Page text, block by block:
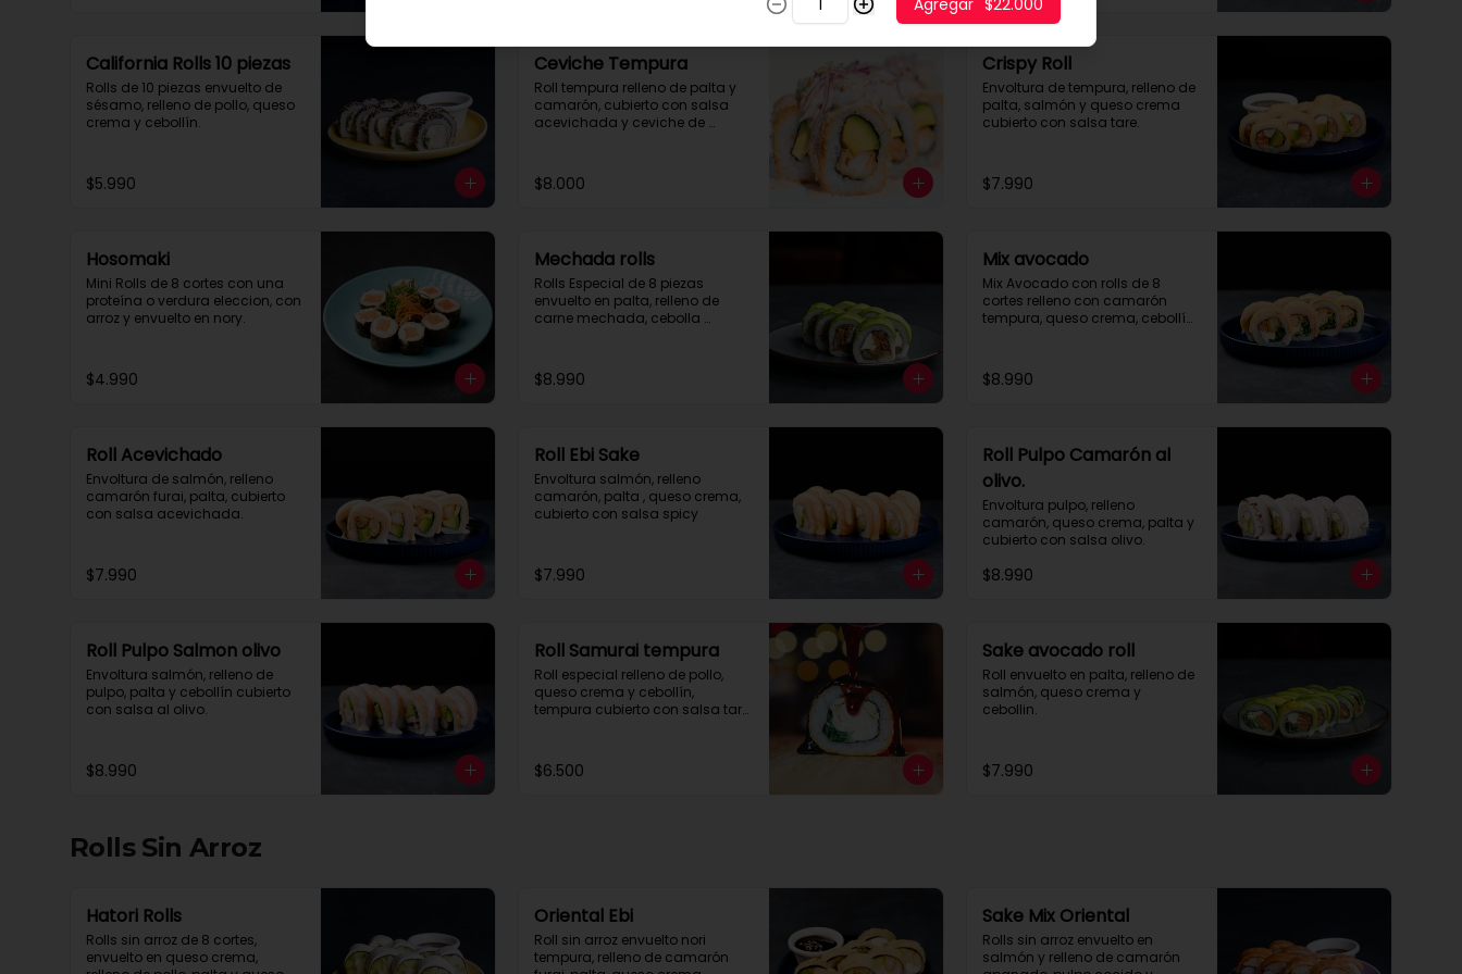
California Rolls 10 piezas
Rolls de 10 piezas envuelto de
sésamo, relleno de pollo, queso
crema y cebollín.
$5.990
Ceviche Tempura
Roll tempura relleno de palta y
camarón, cubierto con salsa
acevichada y ceviche de
$8.000
Crispy Roll
Envoltura de tempura, relleno de
palta, salmón y queso crema
cubierto con salsa tare.
$7.990
Hosomaki
Mini Rolls de 8 cortes con una
proteína o verdura eleccion, con
arroz y envuelto en nory.
$4.990
Mechada rolls
Rolls Especial de 8 piezas
envuelto en palta, relleno de
carne mechada, cebolla
$8.990
Mix avocado
Mix Avocado con rolls de 8
cortes relleno con camarón
tempura, queso crema, cebollín
y toques de merquén.
$8.990
Roll Acevichado
Envoltura de salmón, relleno
camarón furai, palta, cubierto
con salsa acevichada.
$7.990
Roll Ebi Sake
Envoltura salmón, relleno
camarón, palta , queso crema,
cubierto con salsa spicy
$7.990
Roll Pulpo Camarón al
olivo.
Envoltura pulpo, relleno
camarón, queso crema, palta y
cubierto con salsa olivo.
$8.990
Roll Pulpo Salmon olivo
Envoltura salmón, relleno de
pulpo, palta y cebollín cubierto
con salsa al olivo.
$8.990
Roll Samurai tempura
Roll especial relleno de pollo,
queso crema y cebollín,
tempura cubierto con salsa tare
$6.500
Sake avocado roll
Roll envuelto en palta, relleno de
salmón, queso crema y
cebollin.
$7.990
Rolls Sin Arroz
Hatori Rolls
Rolls sin arroz de 8 cortes,
envuelto en queso crema,
Oriental Ebi
Roll sin arroz envuelto nori
tempura, relleno de camarón
Sake Mix Oriental
Rolls sin arroz envuelto en
salmón y relleno de camarón
Agregar $22.000